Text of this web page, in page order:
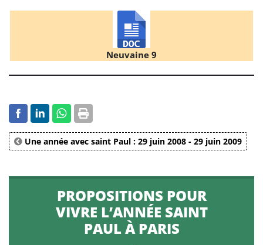
Neuvaine 9
Une année avec saint Paul : 29 juin 2008 - 29 juin 2009
PROPOSITIONS POUR
VIVRE L’ANNÉE SAINT
PAUL À PARIS